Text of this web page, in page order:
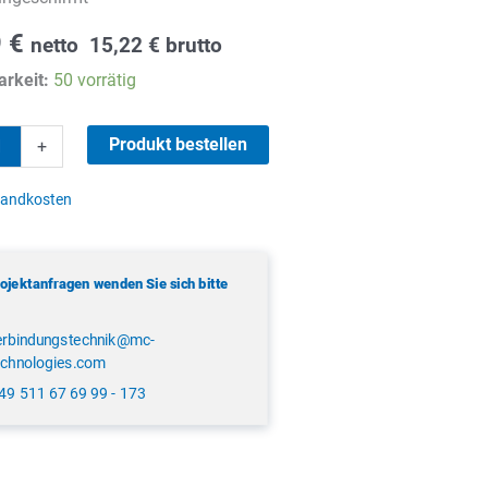
€ netto 15,22 € brutto
50 vorrätig
+ Produkt bestellen
wenden Sie sich bitte
511 67 69 99 - 173